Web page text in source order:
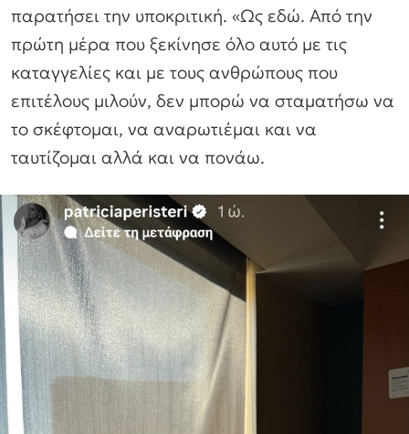
παρατήσει την υποκριτική. «Ως εδώ. Από την
πρώτη μέρα που ξεκίνησε όλο αυτό με τις
καταγγελίες και με τους ανθρώπους που
επιτέλους μιλούν, δεν μπορώ να σταματήσω να
το σκέφτομαι, να αναρωτιέμαι και να
ταυτίζομαι αλλά και να πονάω.